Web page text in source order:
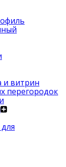
и витрин
перегородок